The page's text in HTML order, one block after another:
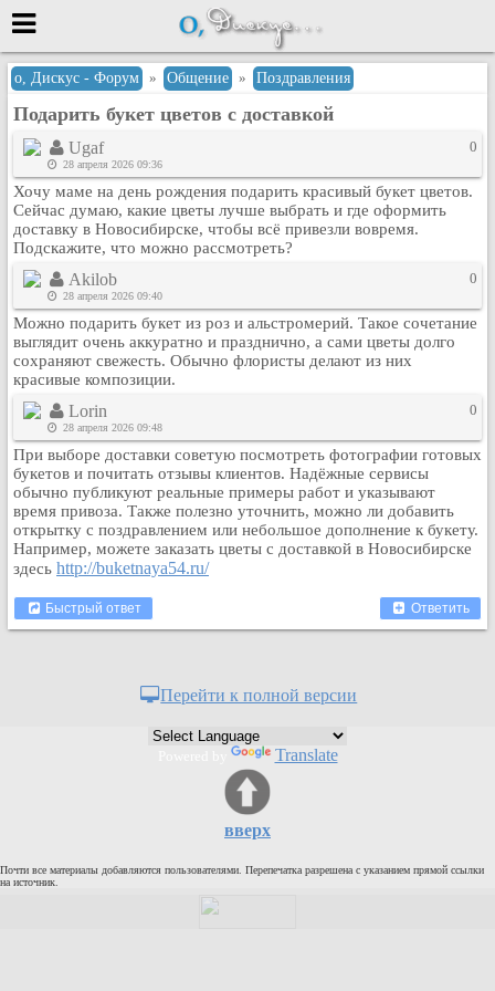
Меню
или войти через
Вход с 7ooo.ru
Регистрация
Забыли пароль?
Данные авторизации одинаковые с
сайтом 7ooo.ru
Форумы
Главная
Новые сообщения
Беседы
Игры
Кулинария
Физкультура и спорт
Видео и Кино
Авто. Мото.
Космос
Музыкальный архив
о, Дискус - Форум » Общение » Поздравления
Подарить букет цветов с доставкой
Ugaf
28 апреля 2026 09:36
0
Хочу маме на день рождения подарить красивый букет цветов.
Сейчас думаю, какие цветы лучше выбрать и где оформить
доставку в Новосибирске, чтобы всё привезли вовремя.
Подскажите, что можно рассмотреть?
Akilob
28 апреля 2026 09:40
0
Можно подарить букет из роз и альстромерий. Такое сочетание
выглядит очень аккуратно и празднично, а сами цветы долго
сохраняют свежесть. Обычно флористы делают из них
красивые композиции.
Lorin
28 апреля 2026 09:48
0
При выборе доставки советую посмотреть фотографии готовых
букетов и почитать отзывы клиентов. Надёжные сервисы
обычно публикуют реальные примеры работ и указывают
время привоза. Также полезно уточнить, можно ли добавить
открытку с поздравлением или небольшое дополнение к букету.
Например, можете заказать цветы с доставкой в Новосибирске
здесь http://buketnaya54.ru/
Быстрый ответ Ответить
Перейти к полной версии
Translate
вверх
Почти все материалы добавляются пользователями. Перепечатка разрешена с указанием прямой ссылки
на источник.